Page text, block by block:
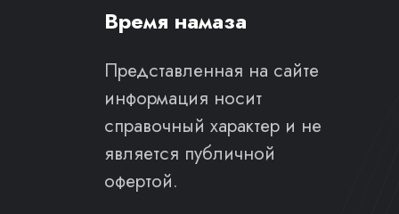
Время намаза
Представленная на сайте
информация носит
справочный характер и не
является публичной
офертой.